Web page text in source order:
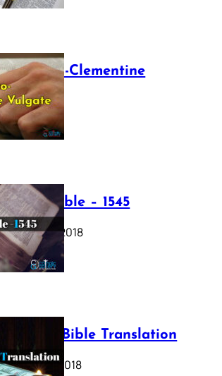
The Sixto-Clementine
Vulgate
July 12, 2025
Luther Bible – 1545
October 17, 2018
Webster Bible Translation
October 11, 2018